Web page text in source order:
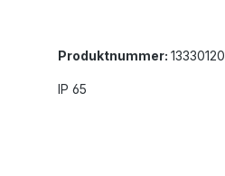
Produktnummer:13330120
IP 65